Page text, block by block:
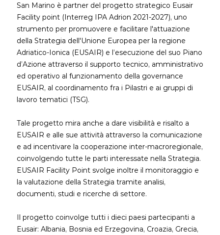
San Marino è partner del progetto strategico Eusair
Facility point (Interreg IPA Adrion 2021-2027), uno
strumento per promuovere e facilitare l'attuazione
della Strategia dell'Unione Europea per la regione
Adriatico-Ionica (EUSAIR) e l’esecuzione del suo Piano
d’Azione attraverso il supporto tecnico, amministrativo
ed operativo al funzionamento della governance
EUSAIR, al coordinamento fra i Pilastri e ai gruppi di
lavoro tematici (TSG).
Tale progetto mira anche a dare visibilità e risalto a
EUSAIR e alle sue attività attraverso la comunicazione
e ad incentivare la cooperazione inter-macroregionale,
coinvolgendo tutte le parti interessate nella Strategia.
EUSAIR Facility Point svolge inoltre il monitoraggio e
la valutazione della Strategia tramite analisi,
documenti, studi e ricerche di settore.
Il progetto coinvolge tutti i dieci paesi partecipanti a
Eusair: Albania, Bosnia ed Erzegovina, Croazia, Grecia,